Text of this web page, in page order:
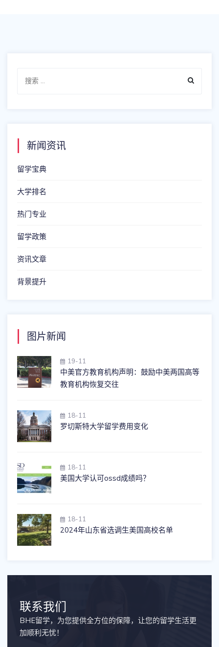
新闻资讯
留学宝典
大学排名
热门专业
留学政策
资讯文章
背景提升
图片新闻
19-11
中美官方教育机构声明：鼓励中美两国高等
教育机构恢复交往
18-11
罗切斯特大学留学费用变化
18-11
美国大学认可ossd成绩吗？
18-11
2024年山东省选调生美国高校名单
联系我们
BHE留学，为您提供全方位的保障，让您的留学生活更
加顺利无忧！